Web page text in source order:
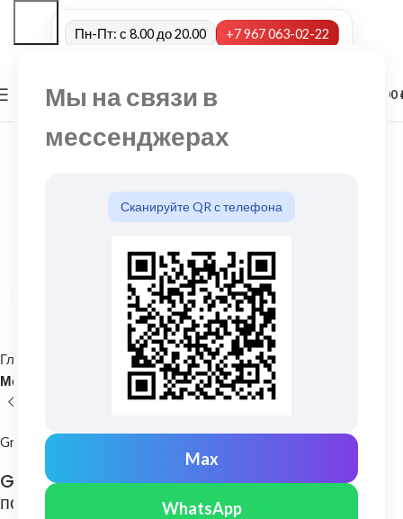
Мы на связи в
мессенджерах
Сканируйте QR с телефона
Max
WhatsApp
Пн-Пт: с 8.00 до 20.00 +7 967 063-02-22
МЕНЮ 0,00
Нажмите, чтобы увеличить
Главная
Кровельные материалы
Металлочерепица и комплектующие
Grand Line
Grand Line: Заглушка торцевая малого
полукруглого конька Pe Ral 3003